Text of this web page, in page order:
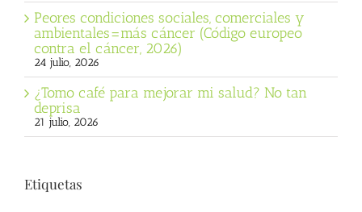
Peores condiciones sociales, comerciales y
ambientales=más cáncer (Código europeo
contra el cáncer, 2026)
24 julio, 2026
¿Tomo café para mejorar mi salud? No tan
deprisa
21 julio, 2026
Etiquetas